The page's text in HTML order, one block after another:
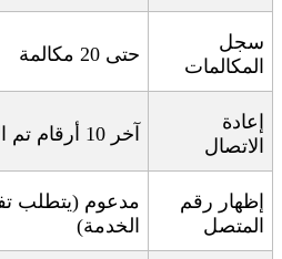
سجل
المكالمات
حتى 20 مكالمة
إعادة
الاتصال
آخر 10 أرقام تم الاتصال بها
إظهار رقم
المتصل
مدعوم (يتطلب
الخدمة)